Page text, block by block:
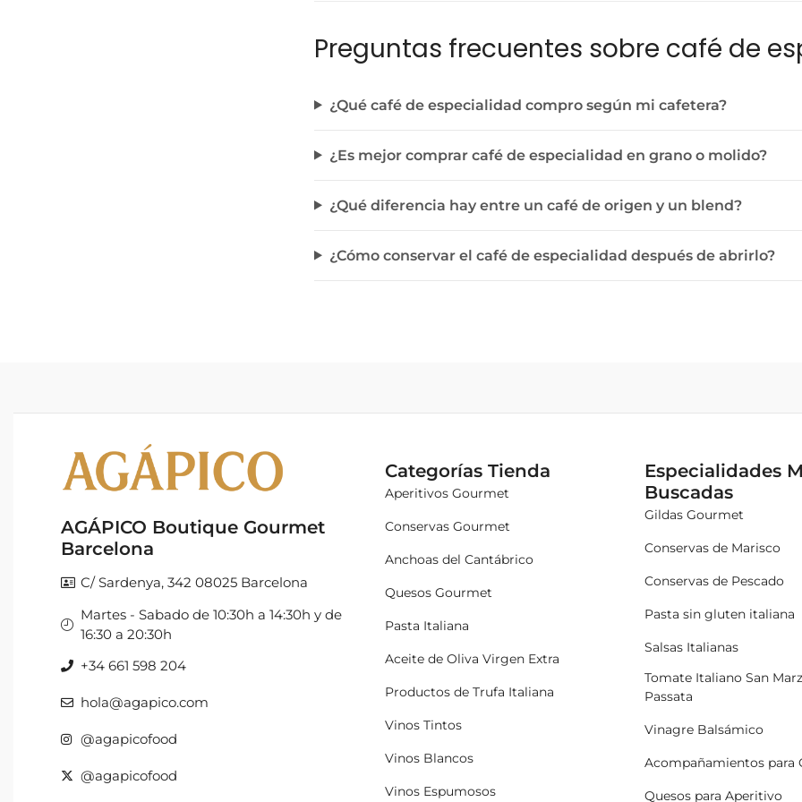
Preguntas frecuentes sobre café de
¿Qué café de especialidad compro según mi cafetera?
¿Es mejor comprar café de especialidad en grano o molido?
¿Qué diferencia hay entre un café de origen y un blend?
¿Cómo conservar el café de especialidad después de abrirlo?
AGÁPICO Boutique Gourmet
Barcelona
C/ Sardenya, 342 08025 Barcelona
Martes - Sabado de 10:30h a 14:30h y de
16:30 a 20:30h
+34 661 598 204
hola@agapico.com
@agapicofood
@agapicofood
Categorías Tienda
Aperitivos Gourmet
Conservas Gourmet
Anchoas del Cantábrico
Quesos Gourmet
Pasta Italiana
Aceite de Oliva Virgen Extra
Productos de Trufa Italiana
Vinos Tintos
Vinos Blancos
Vinos Espumosos
Especialidades
Buscadas
Gildas Gourmet
Conservas de Marisco
Conservas de Pescado
Pasta sin gluten italiana
Salsas Italianas
Tomate Italiano San
Passata
Vinagre Balsámico
Acompañamientos para
Quesos para Aperitivo